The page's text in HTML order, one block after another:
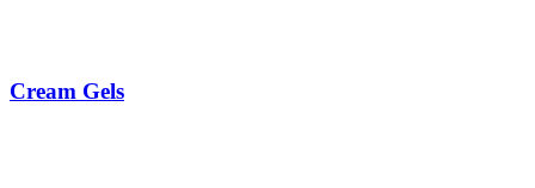
Cream Gels